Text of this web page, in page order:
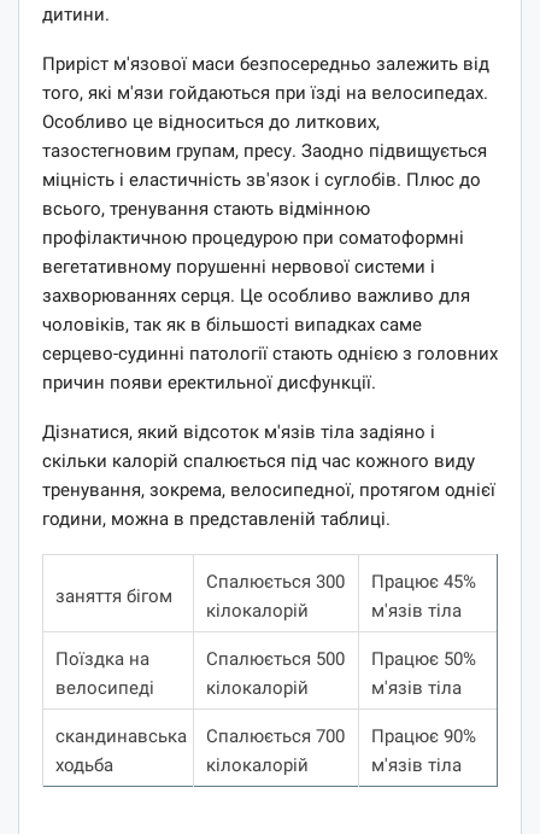
дитини.
Приріст м'язової маси безпосередньо залежить від
того, які м'язи гойдаються при їзді на велосипедах.
Особливо це відноситься до литкових,
тазостегновим групам, пресу. Заодно підвищується
міцність і еластичність зв'язок і суглобів. Плюс до
всього, тренування стають відмінною
профілактичною процедурою при соматоформні
вегетативному порушенні нервової системи і
захворюваннях серця. Це особливо важливо для
чоловіків, так як в більшості випадках саме
серцево-судинні патології стають однією з головних
причин появи еректильної дисфункції.
Дізнатися, який відсоток м'язів тіла задіяно і
скільки калорій спалюється під час кожного виду
тренування, зокрема, велосипедної, протягом однієї
години, можна в представленій таблиці.
заняття бігом
Спалюється 300
кілокалорій
Працює 45%
м'язів тіла
Поїздка на
велосипеді
Спалюється 500
кілокалорій
Працює 50%
м'язів тіла
скандинавська
ходьба
Спалюється 700
кілокалорій
Працює 90%
м'язів тіла